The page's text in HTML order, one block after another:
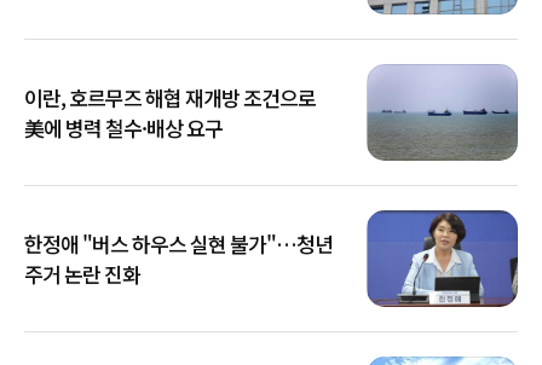
이란, 호르무즈 해협 재개방 조건으로
美에 병력 철수·배상 요구
한정애 "버스 하우스 실현 불가"…청년
주거 논란 진화